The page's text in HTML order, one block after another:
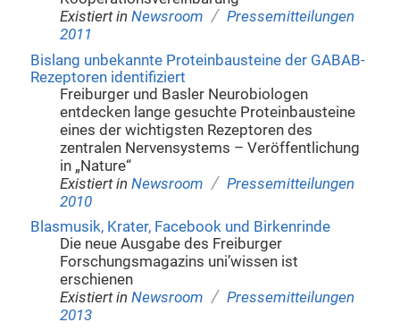
Existiert in Newsroom / Pressemitteilungen
2011
Bislang unbekannte Proteinbausteine der GABAB-
Rezeptoren identifiziert
Freiburger und Basler Neurobiologen
entdecken lange gesuchte Proteinbausteine
eines der wichtigsten Rezeptoren des
zentralen Nervensystems – Veröffentlichung
in „Nature“
Existiert in Newsroom / Pressemitteilungen
2010
Blasmusik, Krater, Facebook und Birkenrinde
Die neue Ausgabe des Freiburger
Forschungsmagazins uni’wissen ist
erschienen
Existiert in Newsroom / Pressemitteilungen
2013